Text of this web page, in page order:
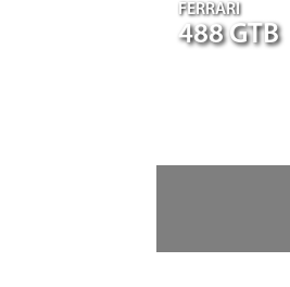
FERRARI
488 GTB